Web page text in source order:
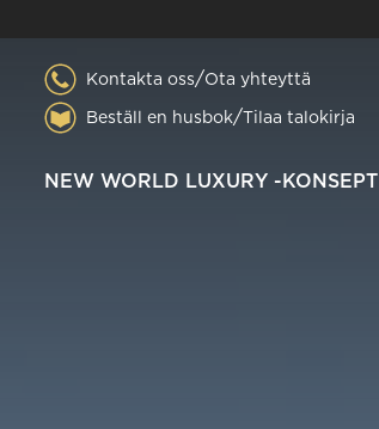
Kontakta oss/Ota yhteyttä
Beställ en husbok/Tilaa talokirja
NEW WORLD LUXURY -KONSEPT